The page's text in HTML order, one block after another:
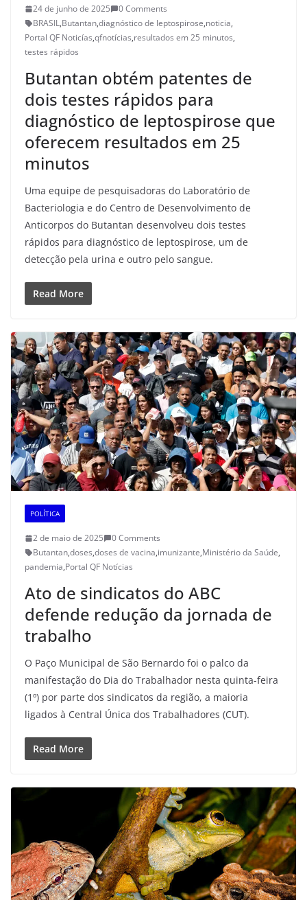
24 de junho de 2025
0 Comments
BRASIL,Butantan,diagnóstico de leptospirose,noticia,
Portal QF Noticías,qfnotícias,resultados em 25 minutos,
testes rápidos
Butantan obtém patentes de
dois testes rápidos para
diagnóstico de leptospirose que
oferecem resultados em 25
minutos
Uma equipe de pesquisadoras do Laboratório de
Bacteriologia e do Centro de Desenvolvimento de
Anticorpos do Butantan desenvolveu dois testes
rápidos para diagnóstico de leptospirose, um de
detecção pela urina e outro pelo sangue.
Read More
POLÍTICA
2 de maio de 2025
0 Comments
Butantan,doses,doses de vacina,imunizante,Ministério da Saúde,
pandemia,Portal QF Notícias
Ato de sindicatos do ABC
defende redução da jornada de
trabalho
O Paço Municipal de São Bernardo foi o palco da
manifestação do Dia do Trabalhador nesta quinta-feira
(1º) por parte dos sindicatos da região, a maioria
ligados à Central Única dos Trabalhadores (CUT).
Read More